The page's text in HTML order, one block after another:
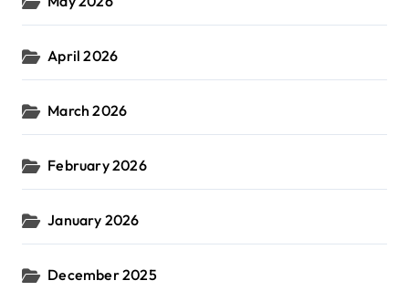
April 2026
March 2026
February 2026
January 2026
December 2025